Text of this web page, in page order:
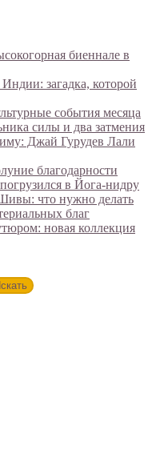
биеннале в
загадка, которой
события месяца
силы и два затмения
Джай Гурудев Лали
благодарности
в Йога-нидру
что нужно делать
благ
новая коллекция